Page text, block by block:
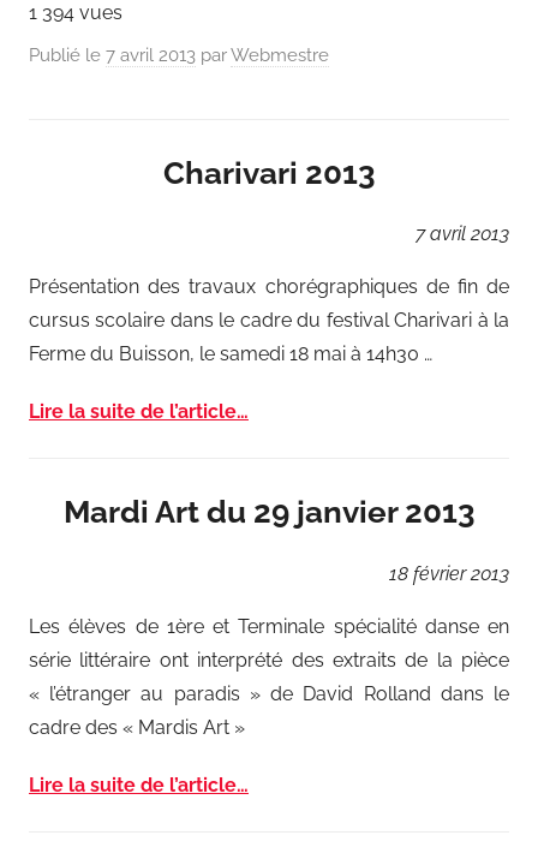
1 394 vues
Publié le 7 avril 2013 parWebmestre
Charivari 2013
7 avril 2013
Présentation des travaux chorégraphiques de fin de
cursus scolaire dans le cadre du festival Charivari à la
Ferme du Buisson, le samedi 18 mai à 14h30 …
Lire la suite de l’article…
Mardi Art du 29 janvier 2013
18 février 2013
Les élèves de 1ère et Terminale spécialité danse en
série littéraire ont interprété des extraits de la pièce
« l’étranger au paradis » de David Rolland dans le
cadre des « Mardis Art »
Lire la suite de l’article…